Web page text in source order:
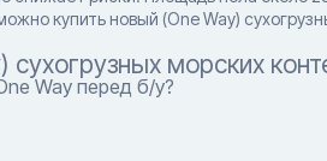
купить новый (One Way)
морских
Way перед б/у?